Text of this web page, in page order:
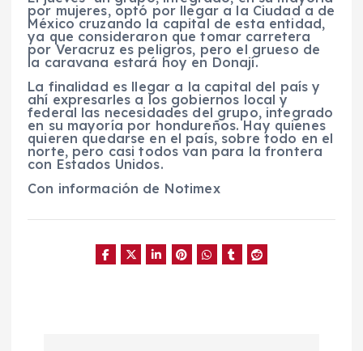
por mujeres, optó por llegar a la Ciudad a de
México cruzando la capital de esta entidad,
ya que consideraron que tomar carretera
por Veracruz es peligros, pero el grueso de
la caravana estará hoy en Donají.
La finalidad es llegar a la capital del país y
ahí expresarles a los gobiernos local y
federal las necesidades del grupo, integrado
en su mayoría por hondureños. Hay quienes
quieren quedarse en el país, sobre todo en el
norte, pero casi todos van para la frontera
con Estados Unidos.
Con información de Notimex